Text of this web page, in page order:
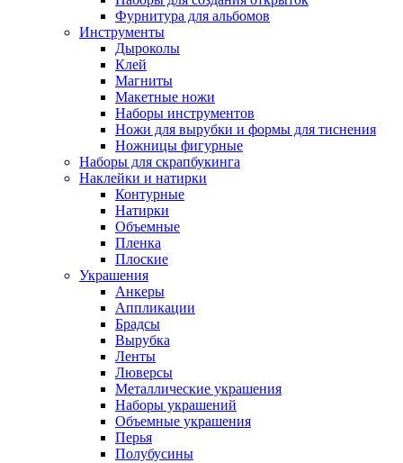
Фурнитура для альбомов
Инструменты
Дыроколы
Клей
Магниты
Макетные ножи
Наборы инструментов
Ножи для вырубки и формы для тиснения
Ножницы фигурные
Наборы для скрапбукинга
Наклейки и натирки
Контурные
Натирки
Объемные
Пленка
Плоские
Украшения
Анкеры
Аппликации
Брадсы
Вырубка
Ленты
Люверсы
Металлические украшения
Наборы украшений
Объемные украшения
Перья
Полубусины